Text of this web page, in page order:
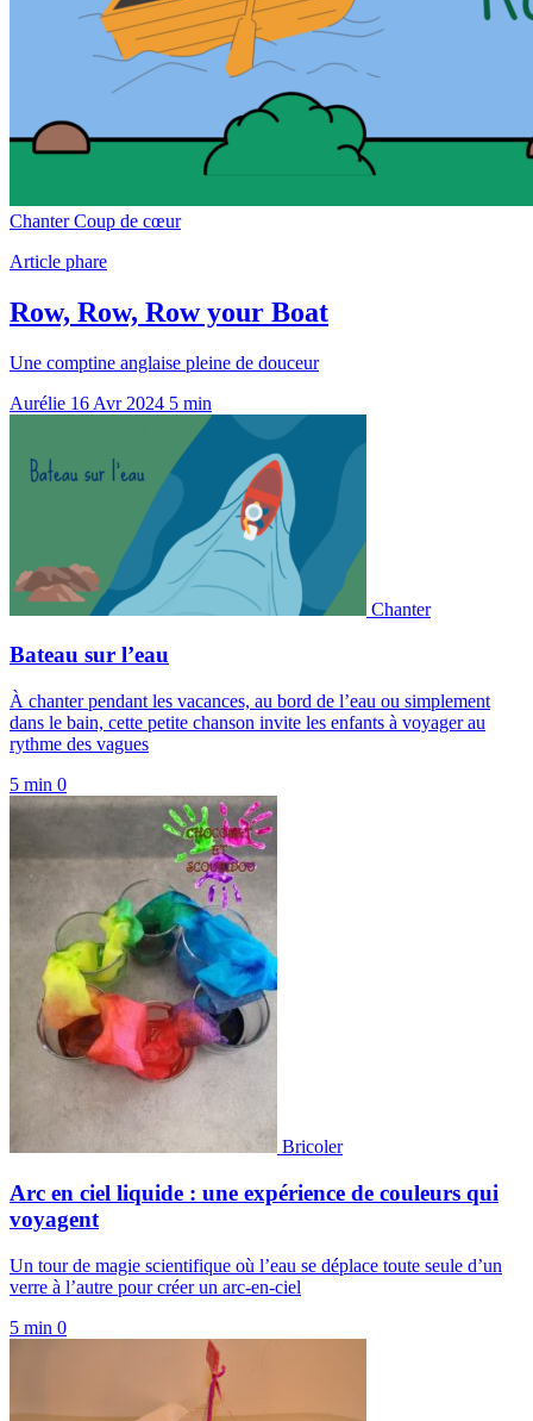
Chanter Coup de cœur
Article phare
Row, Row, Row your Boat
Une comptine anglaise pleine de douceur
Aurélie 16 Avr 2024 5 min
Chanter
Bateau sur l’eau
À chanter pendant les vacances, au bord de l’eau ou simplement
dans le bain, cette petite chanson invite les enfants à voyager au
rythme des vagues
5 min 0
Bricoler
Arc en ciel liquide : une expérience de couleurs qui
voyagent
Un tour de magie scientifique où l’eau se déplace toute seule d’un
verre à l’autre pour créer un arc-en-ciel
5 min 0